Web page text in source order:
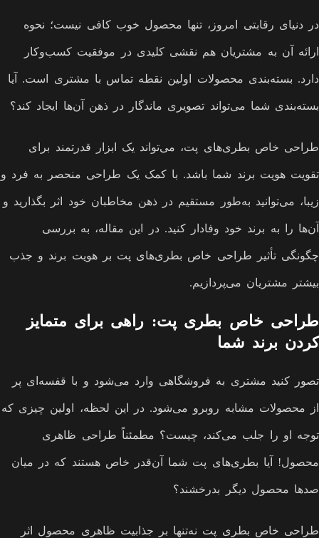
در دنیای رقابتی امروز، تنها محصول خوب کافی نیست؛ نحوه
ارائه آن به مشتریان هم نقشی کلیدی در موفقیت کسب‌وکار
دارد. بسته‌بندی محصولات اولین نقطه تماس با مشتری است. آیا
بسته‌بندی شما می‌تواند تصویری ماندگار در ذهن آن‌ها ایجاد کند؟
طراحی خاص بطری‌های پت، می‌تواند یک ابزار قدرتمند برای
تقویت هویت برند شما باشد. با کمک یک طراحی منحصر به فرد و
زیبا، می‌توانید به‌طور مستقیم در ذهن مخاطبان خود اثر بگذارید و
آن‌ها را به برند خود وفادار کنید. در این مقاله، به بررسی
چگونگی تأثیر طراحی خاص بطری‌های پت بر هویت برند و جذب
بیشتر مشتریان می‌پردازیم.
طراحی خاص بطری پت: راهی برای متمایز
کردن برند شما
تصور کنید مشتری به فروشگاهی وارد می‌شود و با قفسه‌ای پر
از محصولات مشابه روبرو می‌شود. در این لحظه، اولین چیزی که
توجه او را جلب می‌کند، چیست؟ مطمئناً طراحی ظاهری
محصول! آیا بطری‌های پت شما آن‌قدر خاص هستند که در میان
صدها محصول دیگر بدرخشند؟
طراحی خاص بطری پت نه‌تنها بر جذابیت ظاهری محصول اثر